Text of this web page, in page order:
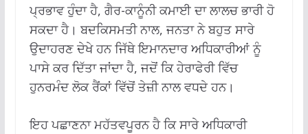
ਪ੍ਰਭਾਵ ਹੁੰਦਾ ਹੈ, ਗੈਰ-ਕਾਨੂੰਨੀ ਕਮਾਈ ਦਾ ਲਾਲਚ ਭਾਰੀ ਹੋ
ਸਕਦਾ ਹੈ। ਬਦਕਿਸਮਤੀ ਨਾਲ, ਜਨਤਾ ਨੇ ਬਹੁਤ ਸਾਰੇ
ਉਦਾਹਰਣ ਦੇਖੇ ਹਨ ਜਿੱਥੇ ਇਮਾਨਦਾਰ ਅਧਿਕਾਰੀਆਂ ਨੂੰ
ਪਾਸੇ ਕਰ ਦਿੱਤਾ ਜਾਂਦਾ ਹੈ, ਜਦੋਂ ਕਿ ਹੇਰਾਫੇਰੀ ਵਿੱਚ
ਹੁਨਰਮੰਦ ਲੋਕ ਰੈਂਕਾਂ ਵਿੱਚੋਂ ਤੇਜ਼ੀ ਨਾਲ ਵਧਦੇ ਹਨ।
ਇਹ ਪਛਾਣਨਾ ਮਹੱਤਵਪੂਰਨ ਹੈ ਕਿ ਸਾਰੇ ਅਧਿਕਾਰੀ